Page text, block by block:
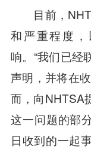
目前，
和严重程度
响。“我们已经
声明，并将在
而，向NHTSA
这一问题的部
日收到的一起